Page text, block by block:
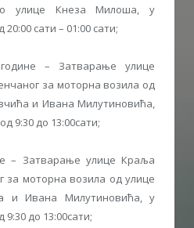
улице Кнеза Милоша, у
сати – 01:00 сати;
– Затварање улице
за моторна возила од
и Ивана Милутиновића,
9:30 до 13:00сати;
– Затварање улице Краља
за моторна возила од улице
и Ивана Милутиновића, у
до 13:00сати;